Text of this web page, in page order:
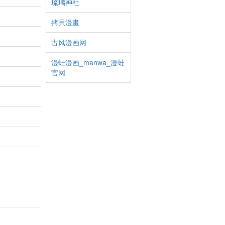
琉璃神社
拷貝漫畫
古风漫画网
漫蛙漫画_manwa_漫蛙
官网